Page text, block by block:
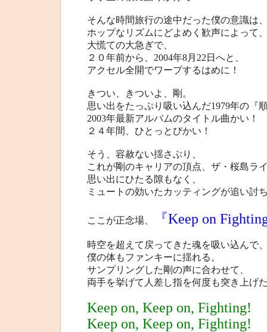
そんな時間旅行の途中だった僕の意識は
ホップなリズムにどよめく歓声によって
大慌ての大急ぎで、
２０年前から、2004年8月22日へと、
アクセル全開でワープするはめに！
きつい、きついよ、剛。
思い出をたっぷり吸い込んだ1979年の『
2003年最新アルバムのタイトル曲かい！
２４年間、ひとっとびかい！
そう、容赦ない揺さぶり、
これが剛のキャリアの頂点、ザ・桜島ラ
思い出にひたる隙もなく、
ミュートの効いたカッティングが追い討
ここが正念場、 『Keep on
時空を超えて戻ってきた魂を吸い込んで
僕の体もファンキーに揺れる。
サンプリングした剛の声に合わせて、
両手を挙げて人差し指を何度も突き上げ
Keep on, Keep on, Fighting!
Keep on, Keep on, Fighting!